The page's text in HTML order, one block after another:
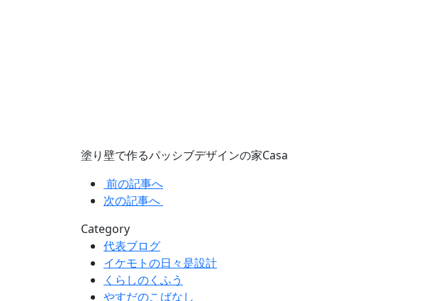
塗り壁で作るパッシブデザインの家Casa
前の記事へ
次の記事へ
Category
代表ブログ
イケモトの日々是設計
くらしのくふう
やすだのこばなし